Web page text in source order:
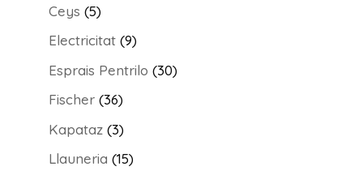
Ceys 55
productes
Electricitat 99
productes
Esprais Pentrilo 3030
Fischer 3636
productes
Kapataz 33
productes
Llauneria 1515